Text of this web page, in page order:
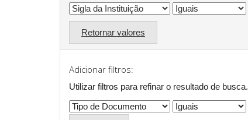
Retornar valores
Adicionar filtros:
Utilizar filtros para refinar o resultado de busca.